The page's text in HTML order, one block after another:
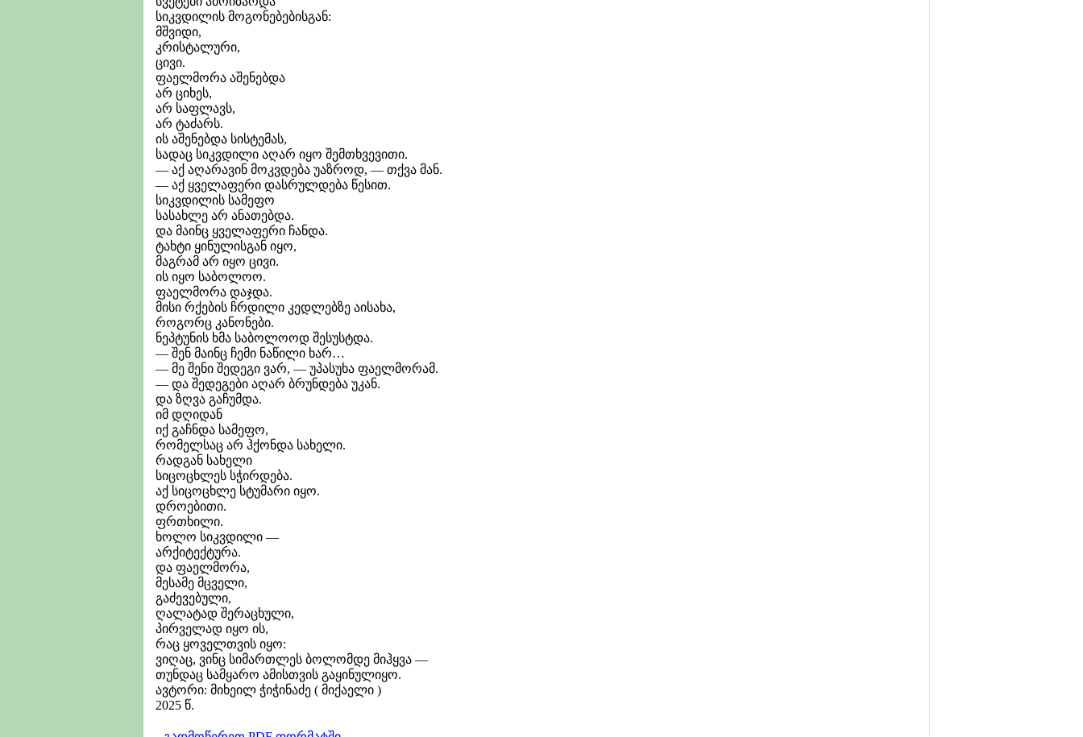
სიკვდილის მოგონებებისგან:
მშვიდი,
კრისტალური,
ცივი.
ფაელმორა აშენებდა
არ ციხეს,
არ საფლავს,
არ ტაძარს.
ის აშენებდა სისტემას,
სადაც სიკვდილი აღარ იყო შემთხვევითი.
— აქ აღარავინ მოკვდება უაზროდ, — თქვა მან.
— აქ ყველაფერი დასრულდება წესით.
სიკვდილის სამეფო
სასახლე არ ანათებდა.
და მაინც ყველაფერი ჩანდა.
ტახტი ყინულისგან იყო,
მაგრამ არ იყო ცივი.
ის იყო საბოლოო.
ფაელმორა დაჯდა.
მისი რქების ჩრდილი კედლებზე აისახა,
როგორც კანონები.
ნეპტუნის ხმა საბოლოოდ შესუსტდა.
— შენ მაინც ჩემი ნაწილი ხარ…
— მე შენი შედეგი ვარ, — უპასუხა ფაელმორამ.
— და შედეგები აღარ ბრუნდება უკან.
და ზღვა გაჩუმდა.
იმ დღიდან
იქ გაჩნდა სამეფო,
რომელსაც არ ჰქონდა სახელი.
რადგან სახელი
სიცოცხლეს სჭირდება.
აქ სიცოცხლე სტუმარი იყო.
დროებითი.
ფრთხილი.
ხოლო სიკვდილი —
არქიტექტურა.
და ფაელმორა,
მესამე მცველი,
გაძევებული,
ღალატად შერაცხული,
პირველად იყო ის,
რაც ყოველთვის იყო:
ვიღაც, ვინც სიმართლეს ბოლომდე მიჰყვა —
თუნდაც სამყარო ამისთვის გაყინულიყო.
ავტორი: მიხეილ ჭიჭინაძე ( მიქაელი )
2025 წ.